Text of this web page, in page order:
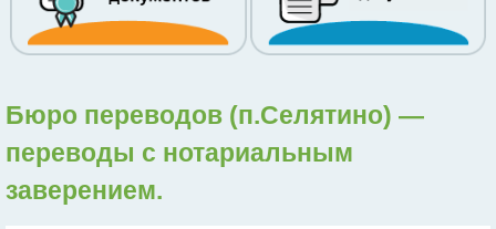
Бюро переводов (п.Селятино) —
переводы с нотариальным
заверением.